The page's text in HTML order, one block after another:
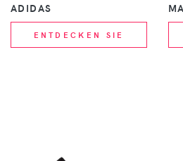
ADIDAS
ENTDECKEN SIE